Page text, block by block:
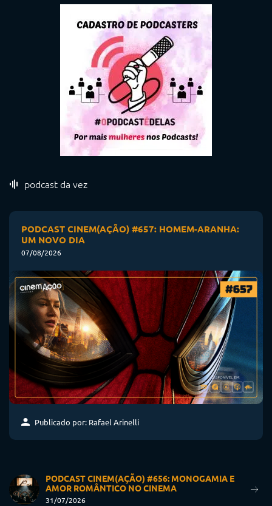
podcast da vez
PODCAST CINEM(AÇÃO) #657: HOMEM-ARANHA:
UM NOVO DIA
07/08/2026
Publicado por: Rafael Arinelli
PODCAST CINEM(AÇÃO) #656: MONOGAMIA E
AMOR ROMÂNTICO NO CINEMA
31/07/2026